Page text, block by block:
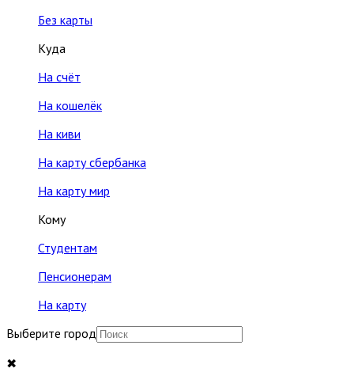
Без карты
Куда
На счёт
На кошелёк
На киви
На карту сбербанка
На карту мир
Кому
Студентам
Пенсионерам
На карту
Выберите город
✖